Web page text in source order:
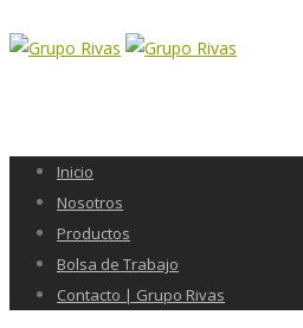
Inicio
Nosotros
Productos
Bolsa de Trabajo
Contacto | Grupo Rivas